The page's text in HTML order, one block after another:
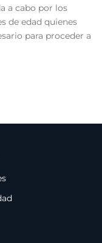
a cabo por los
de edad quienes
para proceder a